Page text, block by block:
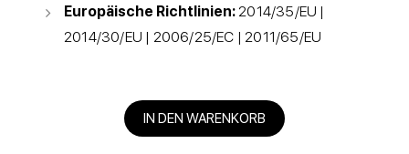
Europäische Richtlinien: 2014/35/EU |
2014/30/EU | 2006/25/EC | 2011/65/EU
IN DEN WARENKORB